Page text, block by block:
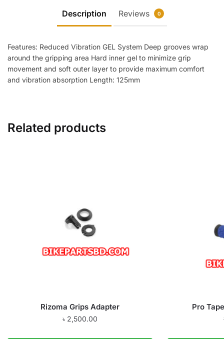
Description Reviews 0
Features: Reduced Vibration GEL System Deep grooves wrap
around the gripping area Hard inner gel to minimize grip
movement and soft outer layer to provide maximum comfort
and vibration absorption Length: 125mm
Related products
Rizoma Grips Adapter
৳ 2,500.00
Pro